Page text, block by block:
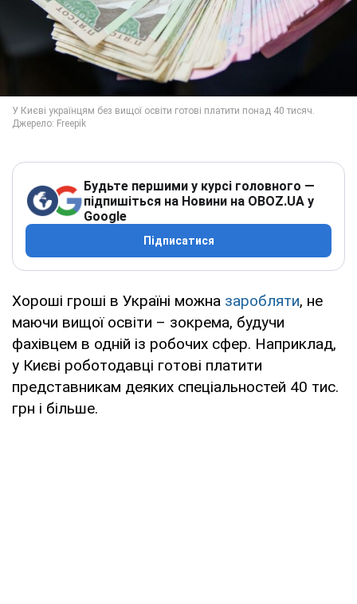
Будьте першими у курсі головного —
підпишіться на Новини на OBOZ.UA у
Google
Підписатися
Хороші гроші в Україні можна заробляти, не
маючи вищої освіти – зокрема, будучи
фахівцем в одній із робочих сфер. Наприклад,
у Києві роботодавці готові платити
представникам деяких спеціальностей 40 тис.
грн і більше.